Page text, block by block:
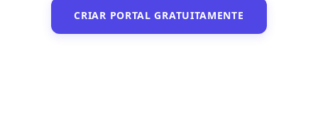
CRIAR PORTAL GRATUITAMENTE